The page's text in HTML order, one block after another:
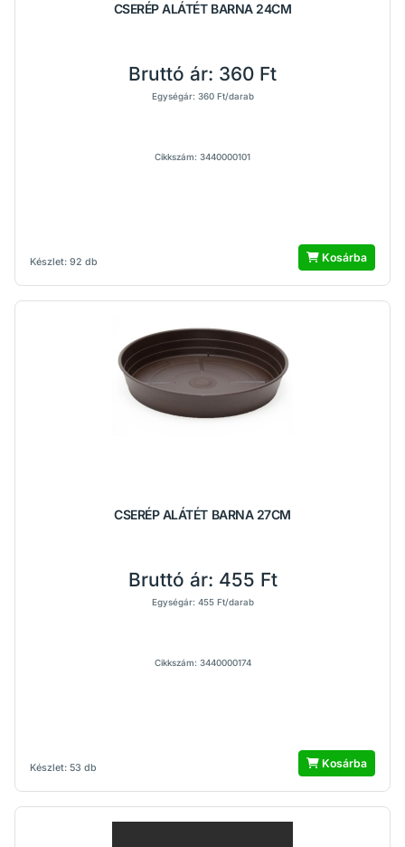
CSERÉP ALÁTÉT BARNA 24CM
Készlet: 92 db
Bruttó ár: 360 Ft
Egységár: 360 Ft/darab
Cikkszám: 3440000101
Kosárba
CSERÉP ALÁTÉT BARNA 27CM
Készlet: 53 db
Bruttó ár: 455 Ft
Egységár: 455 Ft/darab
Cikkszám: 3440000174
Kosárba